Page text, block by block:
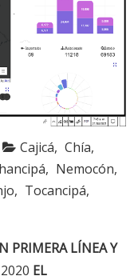
Cajicá
Chía
Nemocón
Tocancipá
PRIMERA LÍNEA Y
EL